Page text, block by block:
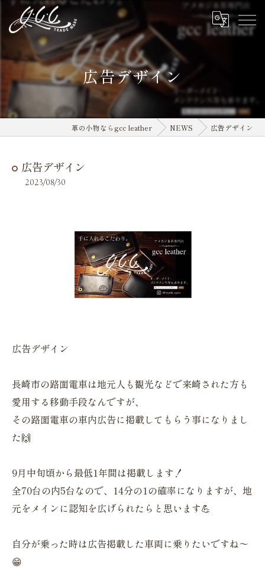
広告デザイン
革の小物ならgcc leather NEWS 広告デザイン
広告デザイン
2023/08/30
広告デザイン
長崎市の路面電車は地元人も観光などで来崎された方も
愛用する移動手段なんですが、
その路面電車の車内広告に掲載してもらう事になりまし
た🙌
9月中旬頃から最低1年間は掲載します！
全70台の内5台なので、14分の1の確率になりますが、地
元をメインに認知を広げられたらと思います💪
自分が乗った時は広告掲載した車両に乗りたいですね〜
😁